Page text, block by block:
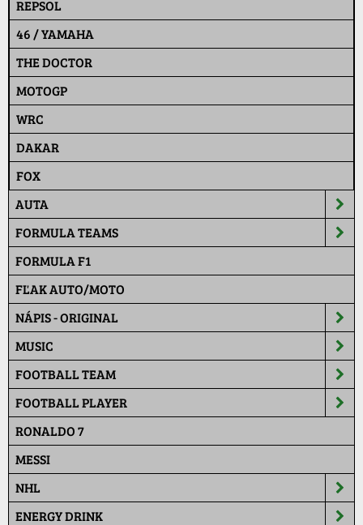
REPSOL
46 / YAMAHA
THE DOCTOR
MOTOGP
WRC
DAKAR
FOX
AUTA
FORMULA TEAMS
FORMULA F1
FĽAK AUTO/MOTO
NÁPIS - ORIGINAL
MUSIC
FOOTBALL TEAM
FOOTBALL PLAYER
RONALDO 7
MESSI
NHL
ENERGY DRINK